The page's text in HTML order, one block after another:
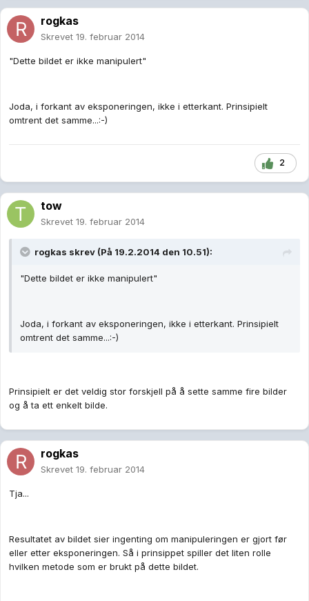
rogkas
Skrevet 19. februar 2014
"Dette bildet er ikke manipulert"
Joda, i forkant av eksponeringen, ikke i etterkant. Prinsipielt
omtrent det samme...:-)
2
tow
Skrevet 19. februar 2014
rogkas skrev (På 19.2.2014 den 10.51):
"Dette bildet er ikke manipulert"
Joda, i forkant av eksponeringen, ikke i etterkant. Prinsipielt
omtrent det samme...:-)
Prinsipielt er det veldig stor forskjell på å sette samme fire bilder
og å ta ett enkelt bilde.
rogkas
Skrevet 19. februar 2014
Tja...
Resultatet av bildet sier ingenting om manipuleringen er gjort før
eller etter eksponeringen. Så i prinsippet spiller det liten rolle
hvilken metode som er brukt på dette bildet.